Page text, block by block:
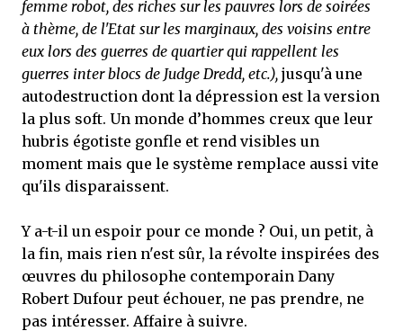
femme robot, des riches sur les pauvres lors de soirées
à thème, de l'Etat sur les marginaux, des voisins entre
eux lors des guerres de quartier qui rappellent les
guerres inter blocs de Judge Dredd, etc.), jusqu'à une
autodestruction dont la dépression est la version
la plus soft. Un monde d’hommes creux que leur
hubris égotiste gonfle et rend visibles un
moment mais que le système remplace aussi vite
qu'ils disparaissent.
Y a-t-il un espoir pour ce monde ? Oui, un petit, à
la fin, mais rien n'est sûr, la révolte inspirées des
œuvres du philosophe contemporain Dany
Robert Dufour peut échouer, ne pas prendre, ne
pas intéresser. Affaire à suivre.